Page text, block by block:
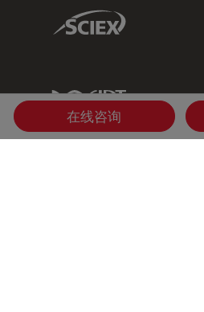
Sciex Link
IDT Link
在线咨询